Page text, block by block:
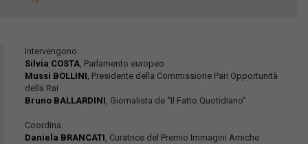
Intervengono:
Silvia COSTA, Parlamento europeo
Mussi BOLLINI, Presidente della Commissione Pari Opportunità
della Rai
Bruno BALLARDINI, Giornalista de “Il Fatto Quotidiano”
Coordina:
Daniela BRANCATI, Curatrice del Premio Immagini Amiche